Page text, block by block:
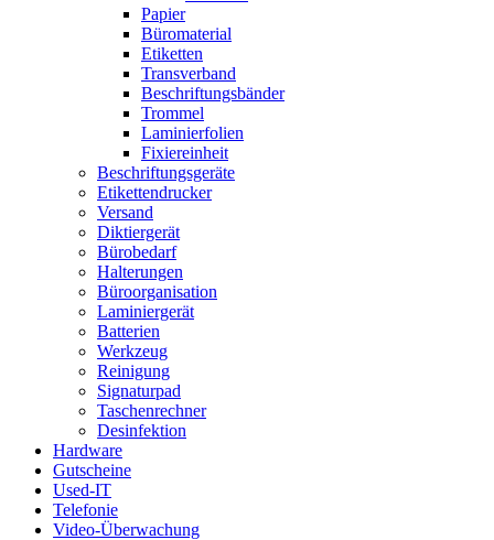
Papier
Büromaterial
Etiketten
Transverband
Beschriftungsbänder
Trommel
Laminierfolien
Fixiereinheit
Beschriftungsgeräte
Etikettendrucker
Versand
Diktiergerät
Bürobedarf
Halterungen
Büroorganisation
Laminiergerät
Batterien
Werkzeug
Reinigung
Signaturpad
Taschenrechner
Desinfektion
Hardware
Gutscheine
Used-IT
Telefonie
Video-Überwachung